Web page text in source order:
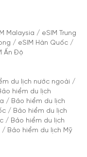
Malaysia / eSIM Trung
/ eSIM Hàn Quốc /
Ấn Độ
du lịch nước ngoài /
hiểm du lịch
/ Bảo hiểm du lịch
/ Bảo hiểm du lịch
/ Bảo hiểm du lịch
/ Bảo hiểm du lịch Mỹ